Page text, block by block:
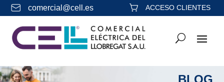
comercial@cell.es ACCESO CLIENTES